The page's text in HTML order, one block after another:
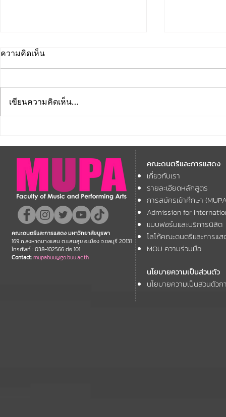
มหาวิทยาลัยบูรพา ขอแสดง
ความยินดี กับคณาจารย์ของ
คณะฯ ที่ได้รับการตอบรับให้นำ
เสนอผลงานวิชาการ ในงาน
ประชุมวิชาการระดับชาติและ
นานาชาติ "ศิลปกรรมวิจัย"
ประจำปี 2569 (FAR 12)
มหาวิทยาลั
โครงการ
11th
Forum
ความคิดเห็น
เขียนความคิดเห็น…
คณะดนตรีและการแสดง
เกี่ยวกับเรา
รายละเอียดหลักสูตร
การสมัครเข้าศึกษา
Admission for
แบบฟอร์มและบริการนิสิต
โลโก้คณะดนตรีและการแส
MOU ความร่วมมือ
นโยบายความเป็นส่วนตัว
นโยบายความเป็นส่วนตัว
คณะดนตรีและการแสดง มหาวิทยาลัยบูรพา
169 ถ.ลงหาดบางแสน ต.แสนสุข อ.เมือง จ.ชลบุรี 20131
โทรศัพท์ : 038-102566 ต่อ 101
Contact:mupabuu@go.buu.ac.th